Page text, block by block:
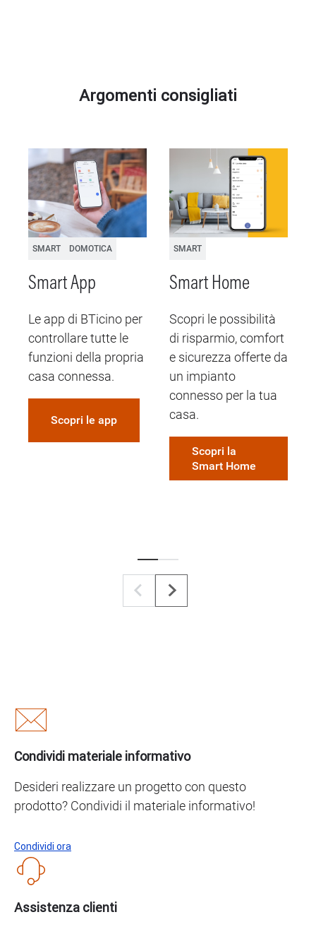
Argomenti consigliati
SMART DOMOTICA
Smart App
Le app di BTicino per
controllare tutte le
funzioni della propria
casa connessa.
Scopri le app
SMART
Smart Home
Scopri le possibilità
di risparmio, comfort
e sicurezza offerte da
un impianto
connesso per la tua
casa.
Scopri la
Smart Home
Condividi materiale informativo
Desideri realizzare un progetto con questo
prodotto? Condividi il materiale informativo!
Condividi ora
Assistenza clienti